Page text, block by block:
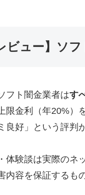
ビュー】ソ
フト闇金業者はす
限金利（年20%）
良好」という評判
体験談は実際のネ
内容を保証するも